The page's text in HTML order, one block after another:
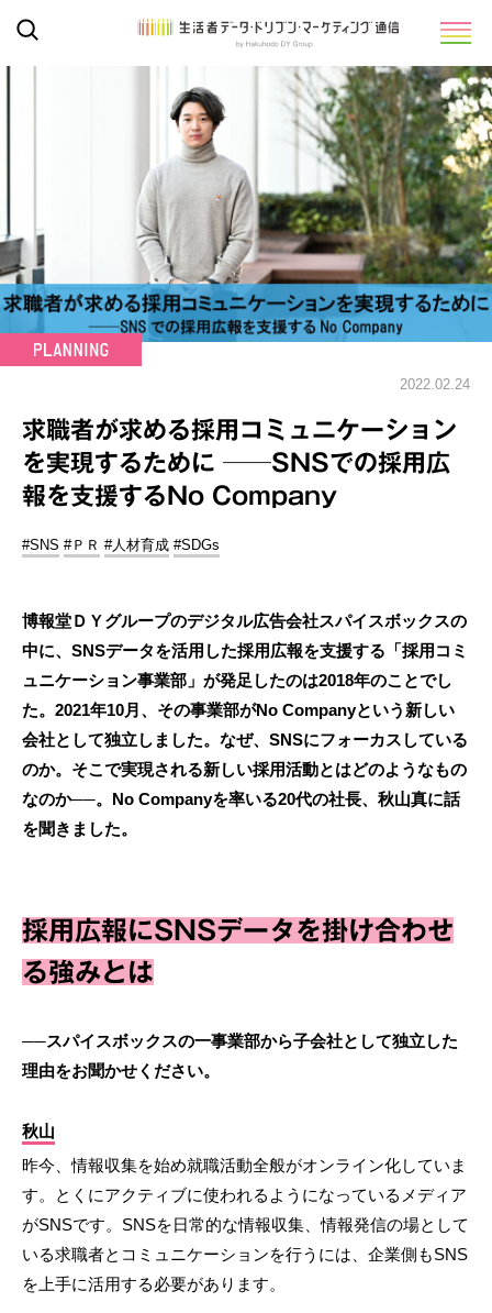
2022.02.24
求職者が求める採用コミュニケーション
を実現するために ──SNSでの採用広
報を支援するNo Company
#SNS #ＰＲ #人材育成 #SDGs
博報堂ＤＹグループのデジタル広告会社スパイスボックスの
中に、SNSデータを活用した採用広報を支援する「採用コミ
ュニケーション事業部」が発足したのは2018年のことでし
た。2021年10月、その事業部がNo Companyという新しい
会社として独立しました。なぜ、SNSにフォーカスしている
のか。そこで実現される新しい採用活動とはどのようなもの
なのか──。No Companyを率いる20代の社長、秋山真に話
を聞きました。
採用広報にSNSデータを掛け合わせ
る強みとは
──スパイスボックスの⼀事業部から⼦会社として独⽴した
理由をお聞かせください。
秋山
昨今、情報収集を始め就職活動全般がオンライン化していま
す。とくにアクティブに使われるようになっているメディア
がSNSです。SNSを日常的な情報収集、情報発信の場として
いる求職者とコミュニケーションを行うには、企業側もSNS
を上手に活用する必要があります。